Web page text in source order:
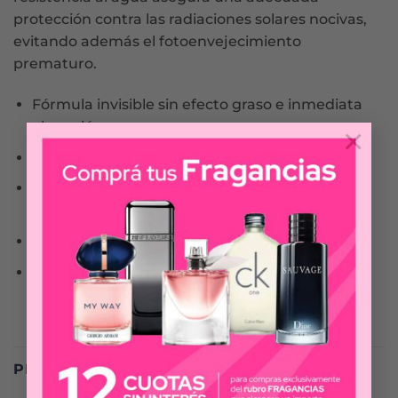
×
protección contra las radiaciones solares nocivas,
evitando además el fotoenvejecimiento
prematuro.
Fórmula invisible sin efecto graso e inmediata
absorción.
Ideal para zonas pilosas, calvicie, orejas y nuca.
Fotoestabilidad y resistencia al agua que
aseguran una adecuada protección.
Evita el fotoenvejecimiento prematuro.
Es hipoalergénico y resistente al agua.
PRODUCTOS RELACIONADOS